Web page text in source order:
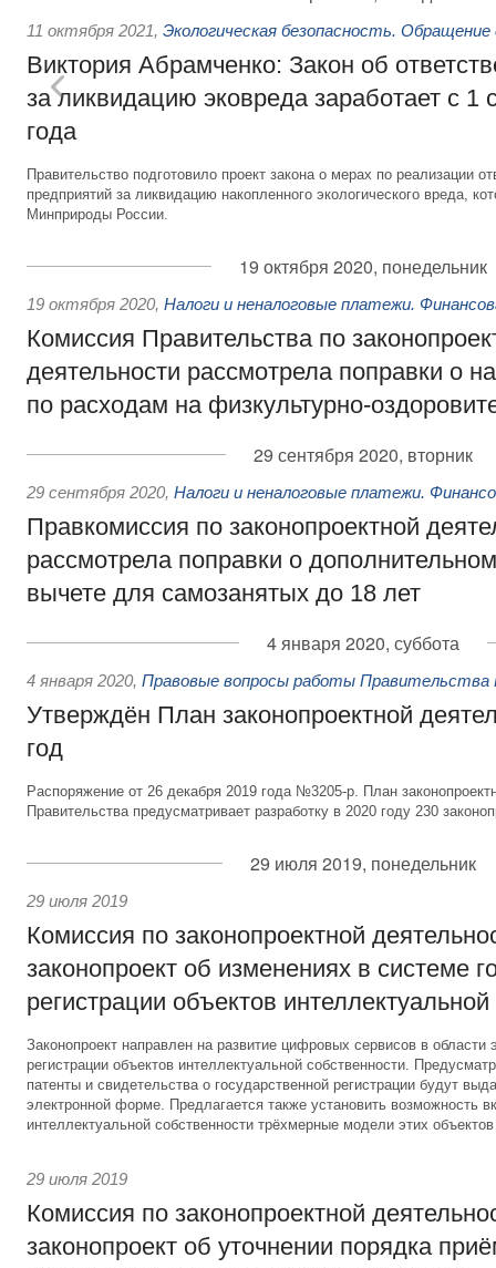
11 октября 2021, Экологическая безопасность.
Виктория Абрамченко: Закон об
за ликвидацию эковреда заработает с 1
года
Правительство подготовило проект закона о мерах по реализации
предприятий за ликвидацию накопленного экологического вреда,
Минприроды России.
19 октября 2020, понедельник
19 октября 2020, Налоги и неналоговые платежи.
Комиссия Правительства по
деятельности рассмотрела поправки о
по расходам на физкультурно-
29 сентября 2020, вторник
29 сентября 2020, Налоги и неналоговые платежи.
Правкомиссия по законопроектной
рассмотрела поправки о
вычете для самозанятых до 18 лет
4 января 2020, суббота
4 января 2020, Правовые вопросы работы Правительства
Утверждён План законопроектной
год
Распоряжение от 26 декабря 2019 года №3205-р. План
Правительства предусматривает разработку в 2020 году 230
29 июля 2019, понедельник
29 июля 2019
Комиссия по законопроектной
законопроект об изменениях в системе
регистрации объектов
Законопроект направлен на развитие цифровых сервисов в области
регистрации объектов интеллектуальной собственности.
патенты и свидетельства о государственной регистрации будут
электронной форме. Предлагается также установить возможность
интеллектуальной собственности трёхмерные модели этих
29 июля 2019
Комиссия по законопроектной
законопроект об уточнении порядка